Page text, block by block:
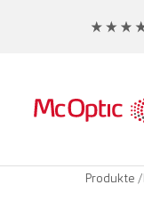
Produkte /